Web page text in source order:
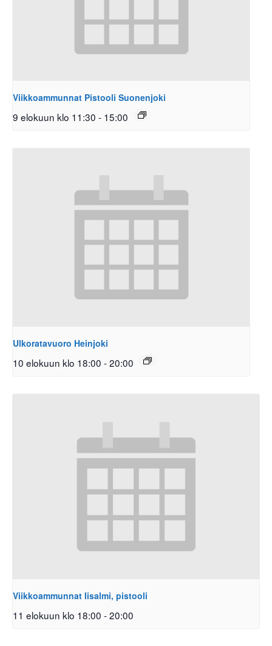
Viikkoammunnat Pistooli Suonenjoki
9 elokuun klo 11:30 - 15:00
Ulkoratavuoro Heinjoki
10 elokuun klo 18:00 -20:00
Viikkoammunnat Iisalmi, pistooli
11 elokuun klo 18:00 -20:00